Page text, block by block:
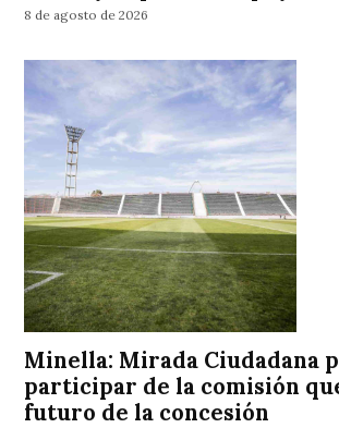
8 de agosto de 2026
Minella: Mirada Ciudadana
participar de la comisión
futuro de la concesión